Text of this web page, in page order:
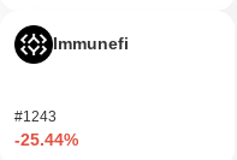
Immunefi
#1243
-25.44%